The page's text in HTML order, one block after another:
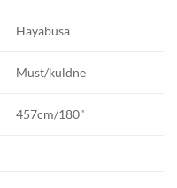
Hayabusa
Must/kuldne
457cm/180"